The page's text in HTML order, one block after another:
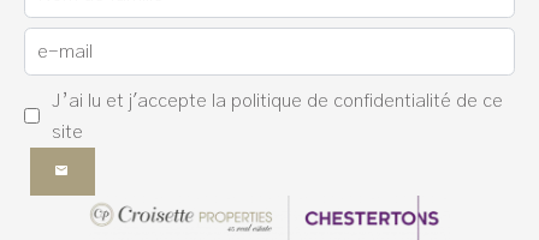
J’ai lu et j'accepte la politique de confidentialité de ce
site